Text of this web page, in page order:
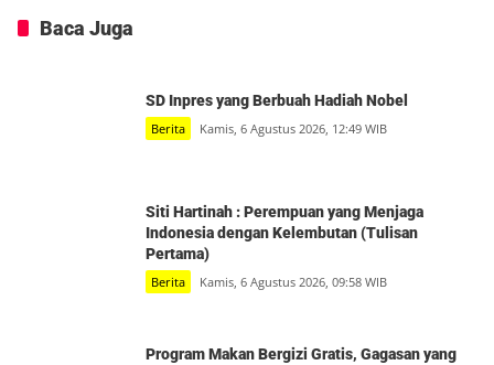
Baca Juga
SD Inpres yang Berbuah Hadiah Nobel
Berita Kamis, 6 Agustus 2026, 12:49 WIB
Siti Hartinah : Perempuan yang Menjaga
Indonesia dengan Kelembutan (Tulisan
Pertama)
Berita Kamis, 6 Agustus 2026, 09:58 WIB
Program Makan Bergizi Gratis, Gagasan yang